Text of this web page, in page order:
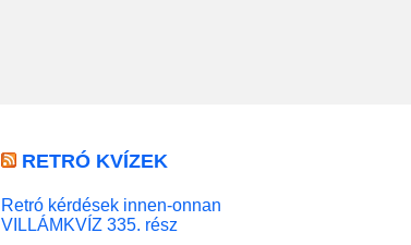
RETRÓ KVÍZEK
Retró kérdések innen-onnan
VILLÁMKVÍZ 335. rész